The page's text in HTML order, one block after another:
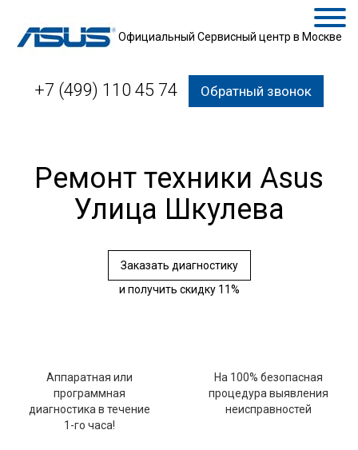
Официальный Сервисный центр в Москве
+7 (499) 110 45 74 Обратный звонок
Ремонт техники Asus
Улица Шкулева
Заказать диагностику
и получить скидку 11%
Аппаратная или
программная
диагностика в течение
1-го часа!
На 100% безопасная
процедура выявления
неисправностей